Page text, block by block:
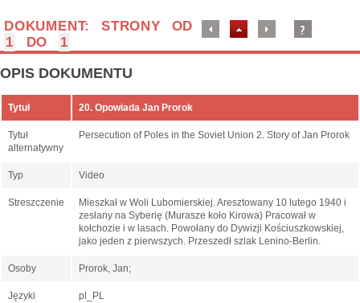
DOKUMENT: STRONY OD
1
DO 1
OPIS DOKUMENTU
Tytuł 20. Opowiada Jan Prorok
Tytuł
alternatywny
Persecution of Poles in the Soviet Union 2. Story of Jan Prorok
Typ Video
Streszczenie
Mieszkał w Woli Lubomierskiej. Aresztowany 10 lutego 1940 i
zesłany na Syberię (Murasze koło Kirowa) Pracował w
kołchozie i w lasach. Powołany do Dywizji Kościuszkowskiej,
jako jeden z pierwszych. Przeszedł szlak Lenino-Berlin.
Osoby Prorok, Jan;
Języki pl_PL